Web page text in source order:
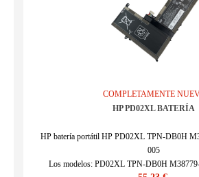
COMPLETAMENTE
HP PD02XL BATERÍA
HP batería portátil HP PD02XL TPN-DB0H
005
Los modelos: PD02XL TPN-DB0H